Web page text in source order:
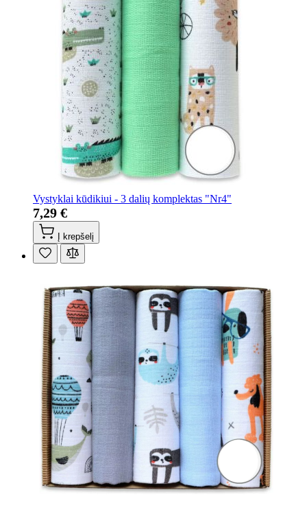
Vystyklai kūdikiui - 3 dalių komplektas "Nr4"
7,29 €
Į krepšelį